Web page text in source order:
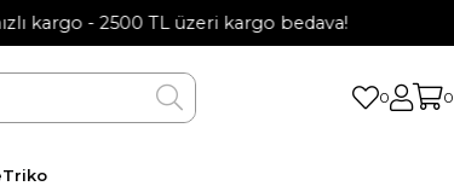
- 2500 TL üzeri kargo bedava!
0 0
Triko